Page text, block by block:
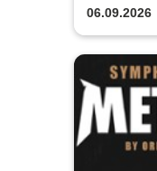
06.09.2026